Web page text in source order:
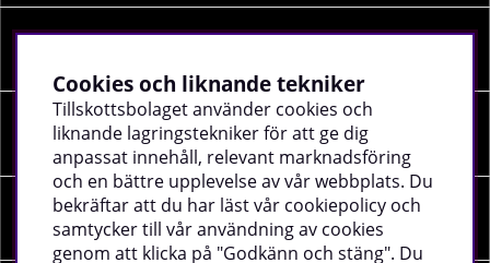
SOCIALA MEDIER
FÖRETAGSUPPGIFTER
Cookies och liknande tekniker
Tillskottsbolaget använder cookies och
liknande lagringstekniker för att ge dig
anpassat innehåll, relevant marknadsföring
och en bättre upplevelse av vår webbplats. Du
bekräftar att du har läst vår cookiepolicy och
samtycker till vår användning av cookies
genom att klicka på "Godkänn och stäng". Du